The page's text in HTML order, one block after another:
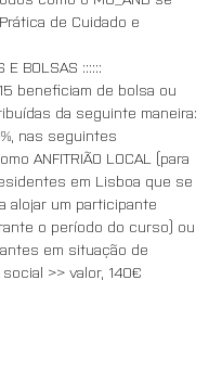
de Cuidado e
E BOLSAS ::::::
beneficiam de bolsa ou
da seguinte maneira:
nas seguintes
ANFITRIÃO LOCAL (para
em Lisboa que se
alojar um participante
o período do curso) ou
em situação de
>> valor, 140€